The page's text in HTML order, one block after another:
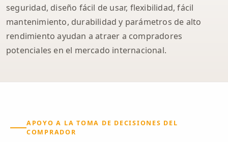
seguridad, diseño fácil de usar, flexibilidad, fácil
mantenimiento, durabilidad y parámetros de alto
rendimiento ayudan a atraer a compradores
potenciales en el mercado internacional.
APOYO A LA TOMA DE DECISIONES DEL
COMPRADOR